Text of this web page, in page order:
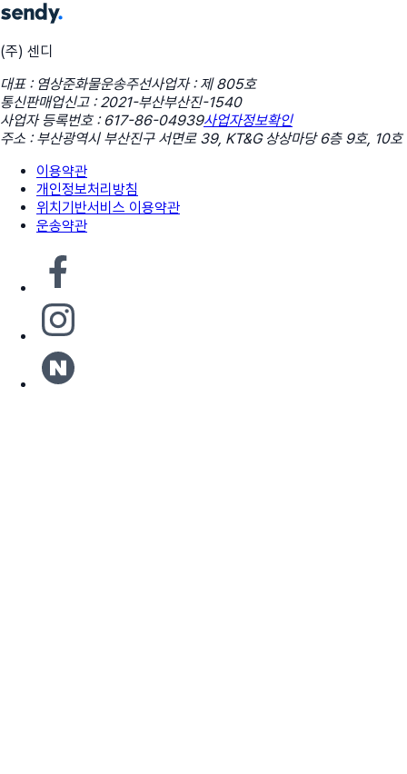
(주) 센디
대표 : 염상준화물운송주선사업자 : 제 805호
통신판매업신고 : 2021-부산부산진-1540
사업자 등록번호 : 617-86-04939사업자정보확인
주소 : 부산광역시 부산진구 서면로 39, KT&G 상상마당 6층 9호, 10호
이용약관
개인정보처리방침
위치기반서비스 이용약관
운송약관